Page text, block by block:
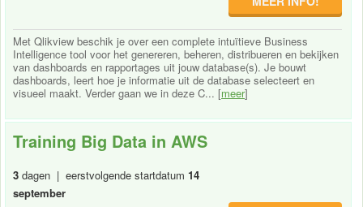
Met Qlikview beschik je over een complete intuïtieve Business
Intelligence tool voor het genereren, beheren, distribueren en bekijken
van dashboards en rapportages uit jouw database(s). Je bouwt
dashboards, leert hoe je informatie uit de database selecteert en
visueel maakt. Verder gaan we in deze C... [meer]
Training Big Data in AWS
3 dagen | eerstvolgende startdatum 14
september